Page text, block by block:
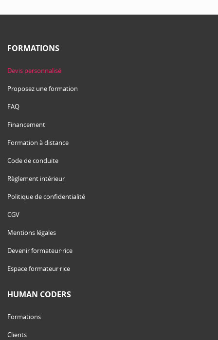
FORMATIONS
Devis personnalisé
Proposez une formation
FAQ
Financement
Formation à distance
Code de conduite
Règlement intérieur
Politique de confidentialité
CGV
Mentions légales
Devenir formateur·rice
Espace formateur·rice
HUMAN CODERS
Formations
Clients